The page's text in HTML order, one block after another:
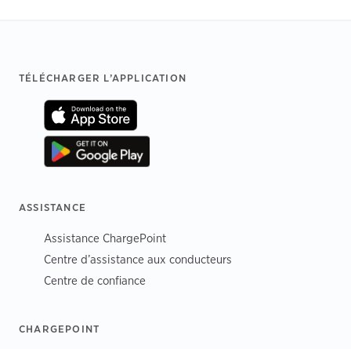
Footer
TÉLÉCHARGER L’APPLICATION
ASSISTANCE
Assistance ChargePoint
Centre d’assistance aux conducteurs
Centre de confiance
CHARGEPOINT